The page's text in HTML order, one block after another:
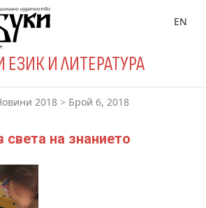
ЕЗИК И ЛИТЕРАТУРА
EN
2018 > Брой 6, 2018
на знанието